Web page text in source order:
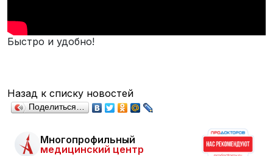
Быстро и удобно!
Назад к списку новостей
Поделиться…
Многопрофильный
медицинский центр